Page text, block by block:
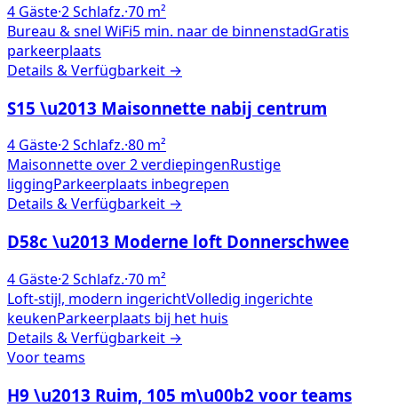
4 Gäste·2Schlafz.·70 m²
Bureau & snel WiFi5 min. naar de binnenstadGratis
parkeerplaats
Details & Verfügbarkeit →
S15 \u2013 Maisonnette nabij centrum
4 Gäste·2Schlafz.·80 m²
Maisonnette over 2 verdiepingenRustige
liggingParkeerplaats inbegrepen
Details & Verfügbarkeit →
D58c \u2013 Moderne loft Donnerschwee
4 Gäste·2Schlafz.·70 m²
Loft-stijl, modern ingerichtVolledig ingerichte
keukenParkeerplaats bij het huis
Details & Verfügbarkeit →
Voor teams
H9 \u2013 Ruim, 105 m\u00b2 voor teams